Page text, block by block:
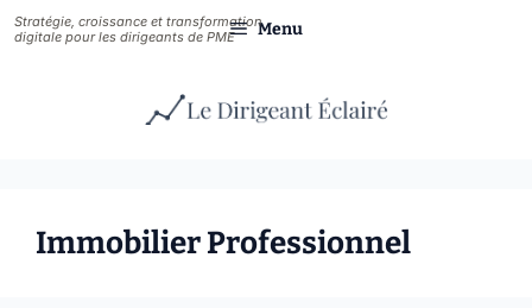
Aller
au
Menu
Immobilier Professionnel